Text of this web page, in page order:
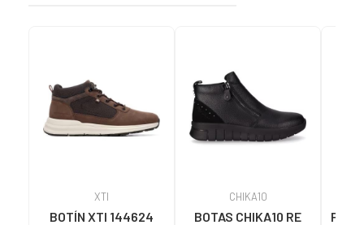
XTI
BOTÍN XTI 144624
CHIKA10
BOTAS CHIKA10 RE